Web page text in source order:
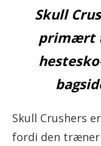
Skull
primært
Skull Crushers
fordi den træner